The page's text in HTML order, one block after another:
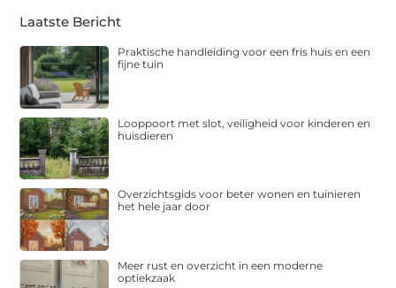
Laatste Bericht
Praktische handleiding voor een fris huis en een
fijne tuin
Looppoort met slot, veiligheid voor kinderen en
huisdieren
Overzichtsgids voor beter wonen en tuinieren
het hele jaar door
Meer rust en overzicht in een moderne
optiekzaak